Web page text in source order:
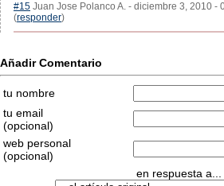
#15 Juan Jose Polanco A. - diciembre 3, 2010 -
(responder)
Añadir Comentario
tu nombre
tu email
(opcional)
web personal
(opcional)
en respuesta a...